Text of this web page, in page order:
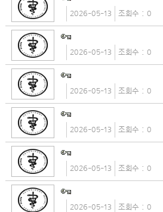
2026-05-13 0
2026-05-13 0
2026-05-13 0
2026-05-13 0
2026-05-13 0
2026-05-13 0